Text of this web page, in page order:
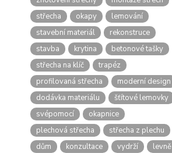
střecha
okapy
lemování
stavební materiál
rekonstruce
stavba
krytina
betonové tašky
střecha na klíč
trapéz
profilovaná střecha
moderní design
dodávka materiálu
šťítové lemovky
svépomocí
okapnice
plechová střecha
střecha z plechu
dům
konzultace vydrží
levně